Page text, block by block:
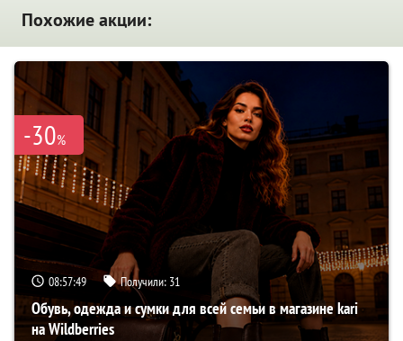
Похожие акции:
-30%
08:57:48 Получили: 31
Обувь, одежда и сумки для всей семьи в магазине kari
на Wildberries